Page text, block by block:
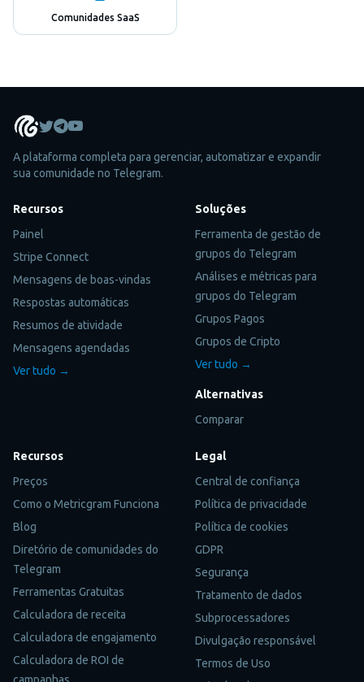
Comunidades SaaS
A plataforma completa para gerenciar, automatizar e expandir
sua comunidade no Telegram.
Recursos
Painel
Stripe Connect
Mensagens de boas-vindas
Respostas automáticas
Resumos de atividade
Mensagens agendadas
Ver tudo →
Soluções
Ferramenta de gestão de
grupos do Telegram
Análises e métricas para
grupos do Telegram
Grupos Pagos
Grupos de Cripto
Ver tudo →
Alternativas
Comparar
Recursos
Preços
Como o Metricgram Funciona
Blog
Diretório de comunidades do
Telegram
Ferramentas Gratuitas
Calculadora de receita
Calculadora de engajamento
Calculadora de ROI de
campanhas
Legal
Central de confiança
Política de privacidade
Política de cookies
GDPR
Segurança
Tratamento de dados
Subprocessadores
Divulgação responsável
Termos de Uso